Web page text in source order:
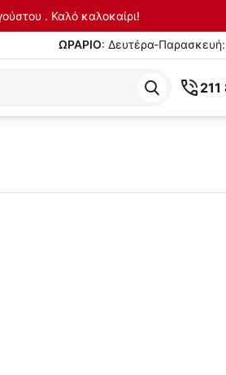
. Καλό καλοκαίρι!
ΩΡΑΡΙΟ: Δευτέρα-